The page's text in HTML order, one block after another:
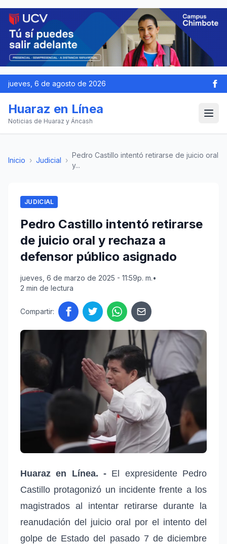
jueves, 6 de agosto de 2026
Huaraz en Línea
Noticias de Huaraz y Áncash
Inicio › Judicial ›
Pedro Castillo intentó retirarse de juicio oral
y...
JUDICIAL
Pedro Castillo intentó retirarse
de juicio oral y rechaza a
defensor público asignado
jueves, 6 de marzo de 2025 - 11:59p. m.•
2 min de lectura
Compartir:
Huaraz en Línea. - El expresidente Pedro
Castillo protagonizó un incidente frente a los
magistrados al intentar retirarse durante la
reanudación del juicio oral por el intento del
golpe de Estado del pasado 7 de diciembre